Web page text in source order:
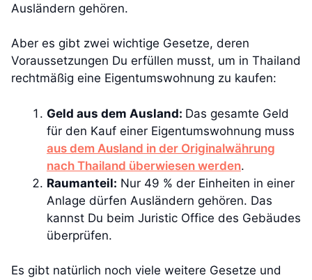
Ausländern gehören.
Aber es gibt zwei wichtige Gesetze, deren
Voraussetzungen Du erfüllen musst, um in Thailand
rechtmäßig eine Eigentumswohnung zu kaufen:
Geld aus dem Ausland: Das gesamte Geld
für den Kauf einer Eigentumswohnung muss
aus dem Ausland in der Originalwährung
nach Thailand überwiesen werden.
Raumanteil: Nur 49 % der Einheiten in einer
Anlage dürfen Ausländern gehören. Das
kannst Du beim Juristic Office des Gebäudes
überprüfen.
Es gibt natürlich noch viele weitere Gesetze und